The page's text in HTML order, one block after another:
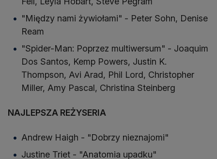
"Między nami żywiołami" - Peter Sohn, Denise
Ream
"Spider-Man: Poprzez multiwersum" - Joaquim
Dos Santos, Kemp Powers, Justin K.
Thompson, Avi Arad, Phil Lord, Christopher
Miller, Amy Pascal, Christina Steinberg
NAJLEPSZA REŻYSERIA
Andrew Haigh - "Dobrzy nieznajomi"
Justine Triet - "Anatomia upadku"